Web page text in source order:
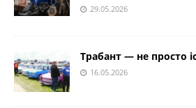
29.05.2026
Трабант — не просто
16.05.2026